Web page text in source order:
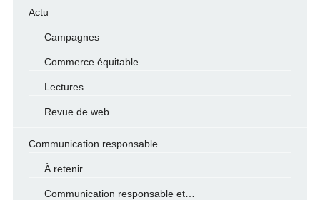
Actu
Campagnes
Commerce équitable
Lectures
Revue de web
Communication responsable
À retenir
Communication responsable et…